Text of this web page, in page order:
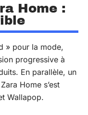
Home :
» pour la mode,
progressive à
En parallèle, un
Home s’est
Wallapop.